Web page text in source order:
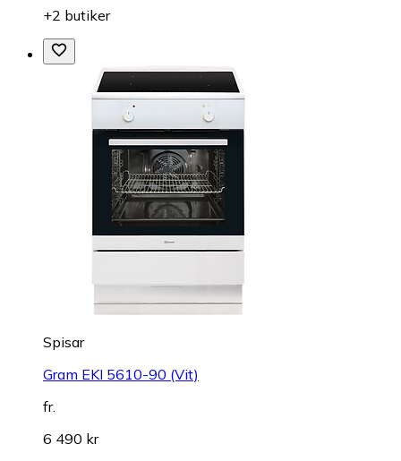
+2 butiker
Spisar
Gram EKI 5610-90 (Vit)
fr.
6 490 kr